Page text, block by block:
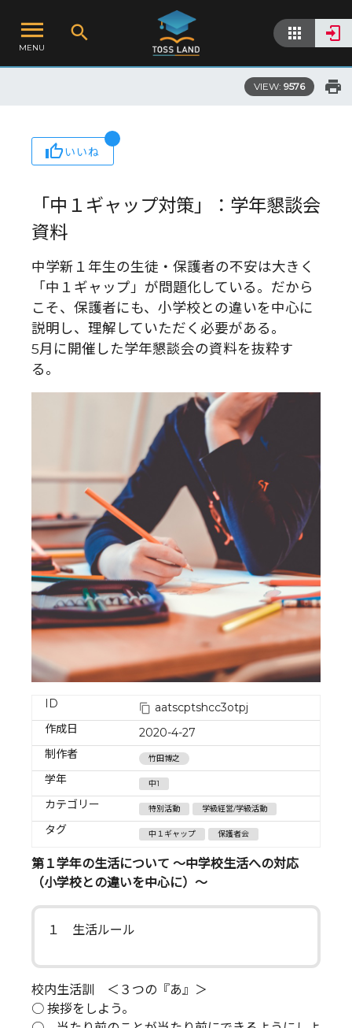
MENU
VIEW: 9576
いいね
「中１ギャップ対策」：学年懇談会
資料
中学新１年生の生徒・保護者の不安は大きく
「中１ギャップ」が問題化している。だから
こそ、保護者にも、小学校との違いを中心に
説明し、理解していただく必要がある。
5月に開催した学年懇談会の資料を抜粋す
る。
ID
aatscptshcc3otpj
作成日
2020-4-27
制作者
竹田博之
学年 中1
カテゴリー 特別活動 学級経営/学級活動
タグ 中１ギャップ 保護者会
第１学年の生活について ～中学校生活への対応
（小学校との違いを中心に）～
１ 生活ルール
校内生活訓 ＜３つの『あ』＞
○ 挨拶をしよう。